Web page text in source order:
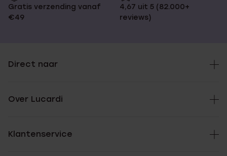
Gratis verzending vanaf
€49
4,67 uit 5 (82.000+
reviews)
Direct naar
Over Lucardi
Klantenservice